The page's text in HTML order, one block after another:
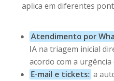
aplica em diferentes
Atendimento por
IA na triagem inicial
acordo com a urgência
E-mail e tickets: a